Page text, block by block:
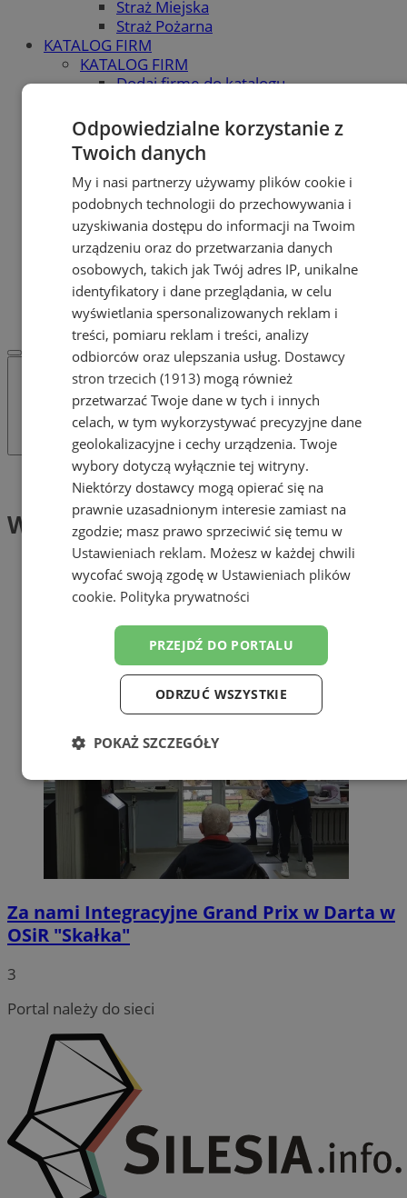
Straż Miejska
Straż Pożarna
KATALOG FIRM
KATALOG FIRM
Dodaj firmę do katalogu
Skup.io - Skup nieruchomości
Świętochłowice
Skup - nieruchomosci.org
OGŁOSZENIA
OGŁOSZENIA
Dodaj ogłoszenie
POLECAMY
Protocol IT
Pracuj.pl - praca w Świętochłowicach
REKLAMA
WSPÓŁPRACA
Tag: Warsztaty Terapii Zajęciowej
Warsztaty Terapii Zajęciowej (1)
Za nami Integracyjne Grand Prix w Darta w
OSiR "Skałka"
3
Portal należy do sieci
Odpowiedzialne korzystanie z
Twoich danych
My i nasi partnerzy używamy plików cookie i
podobnych technologii do przechowywania i
uzyskiwania dostępu do informacji na Twoim
urządzeniu oraz do przetwarzania danych
osobowych, takich jak Twój adres IP, unikalne
identyfikatory i dane przeglądania, w celu
wyświetlania spersonalizowanych reklam i
treści, pomiaru reklam i treści, analizy
odbiorców oraz ulepszania usług. Dostawcy
stron trzecich (1913) mogą również
przetwarzać Twoje dane w tych i innych
celach, w tym wykorzystywać precyzyjne dane
geolokalizacyjne i cechy urządzenia. Twoje
wybory dotyczą wyłącznie tej witryny.
Niektórzy dostawcy mogą opierać się na
prawnie uzasadnionym interesie zamiast na
zgodzie; masz prawo sprzeciwić się temu w
Ustawieniach reklam. Możesz w każdej chwili
wycofać swoją zgodę w Ustawieniach plików
cookie. Polityka prywatności
PRZEJDŹ DO PORTALU
ODRZUĆ WSZYSTKIE
POKAŻ SZCZEGÓŁY
Niezbędne Wydajność Targetowanie
Funkcjonalność Niesklasyfikowane
Funkcjonalność
Niezbędne pliki cookie umożliwiają korzystanie z
podstawowych funkcji strony internetowej, takich jak
logowanie użytkownika i zarządzanie kontem. Bez
niezbędnych plików cookie nie można prawidłowo
korzystać ze strony internetowej.
Nazwa
Domena
przechowywania
QeSessID
swiony.pl 1 rok